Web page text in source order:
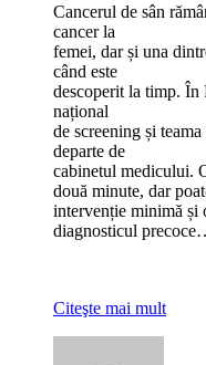
Cancerul de sân
cancer la
femei, dar și una
când este
descoperit la timp. În
național
de screening și
departe de
cabinetul medicului.
două minute, dar
intervenție minimă și
diagnosticul
Citeşte mai mult